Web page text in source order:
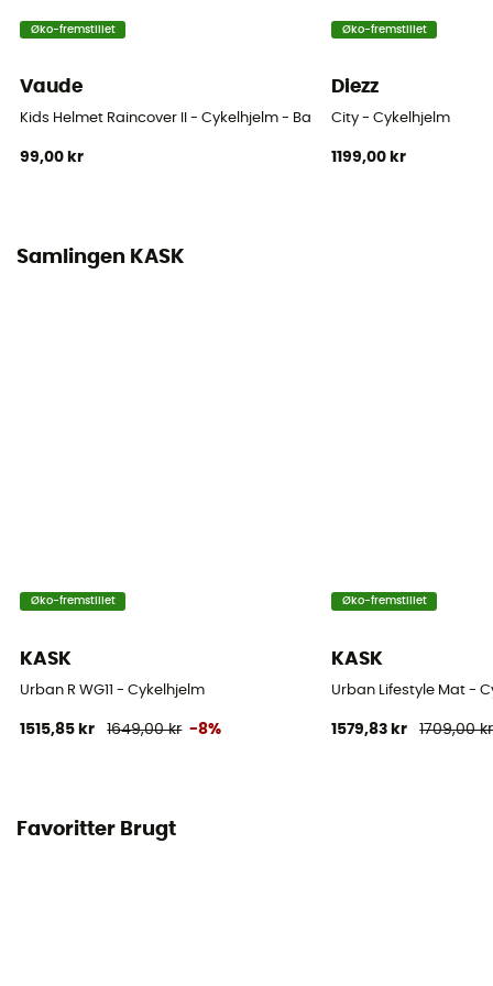
polycarbonate
Visir
Ja
Personligt beskyttelsesudstyr
Øko-fremstillet
Vaude
Kids Helmet Raincover II - Cykelhjelm - Barn
99,00 kr
Øko-fremstillet
Diezz
City - Cykelhjelm
1199,00 kr
Samlingen KASK
Øko-fremstillet
KASK
Urban R WG11 - Cykelhjelm
1515,85 kr 1649,00 kr -8%
Øko-fremstillet
KASK
Urban Lifestyle Mat -
1579,83 kr 1709,00 kr
Favoritter Brugt